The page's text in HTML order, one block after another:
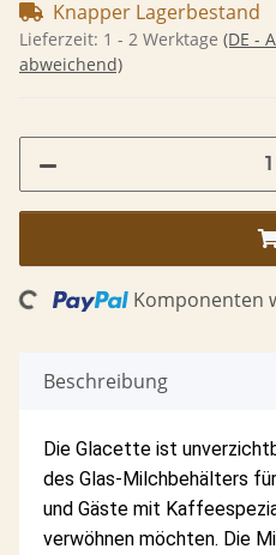
Knapper Lagerbestand
Lieferzeit: 1 - 2 Werktage (DE -
abweichend)
Komponenten
Beschreibung
Die Glacette ist
des Glas-Milchbehälters
und ­Gäste mit
verwöhnen möchten. Die